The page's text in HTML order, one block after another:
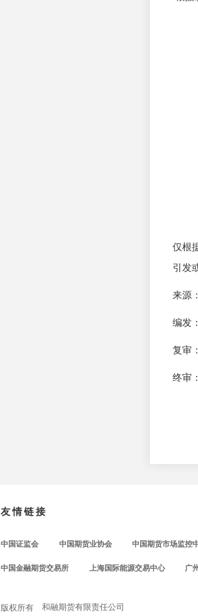
仅根
引发
来源
编发
复审
终审
友情链接
中国证监会 中国期货业协会 中国期货市场监控
中国金融期货交易所 上海国际能源交易中心 广
版权所有 和融期货有限责任公司